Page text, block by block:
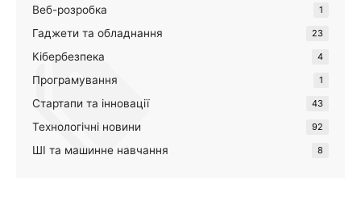
Веб-розробка 1
Гаджети та обладнання 23
Кібербезпека 4
Програмування 1
Стартапи та інновації 43
Технологічні новини 92
ШІ та машинне навчання 8